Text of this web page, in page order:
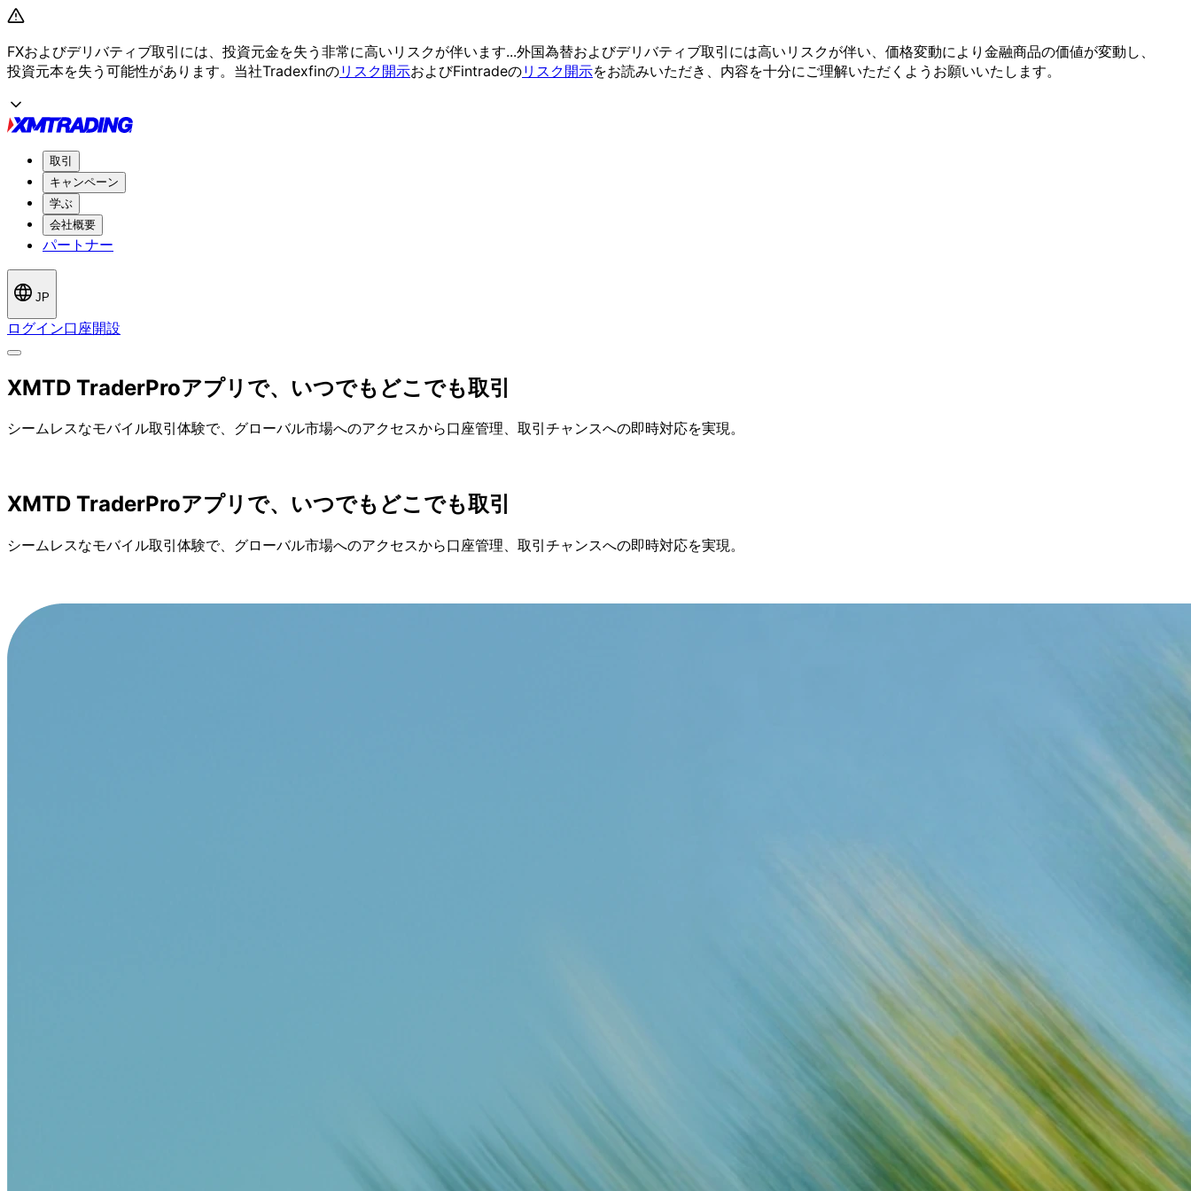
FXおよびデリバティブ取引には、 投資元金を失う 非常に高いリスクが伴います...外国為替およびデリバティブ取引には高いリスクが伴い、 価格変動により 金融商品の価値が変動し、
投資元本を失う 可能性があります。 当社Tradexfinのリスク開示およびFintradeのリスク開示をお読みいただき、 内容を十分にご理解いただく よう お願いいたします。
取引
キャンペーン
学ぶ
会社概要
パートナー
JP
ログイン口座開設
XMTD TraderProアプリで、 いつでも どこでも取引
シームレスなモバイル取引体験で、 グローバル市場へのアクセスから口座管理、 取引チャンスへの即時対応を実現。
XMTD TraderProアプリで、 いつでも どこでも取引
シームレスなモバイル取引体験で、 グローバル市場へのアクセスから口座管理、 取引チャンスへの即時対応を実現。